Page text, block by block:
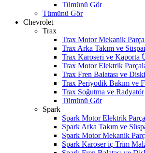
Tümünü Gör
Tümünü Gör
Chevrolet
Trax
Trax Motor Mekanik
Trax Arka Takım ve
Trax Karoseri ve Kaporta
Trax Motor Elektrik
Trax Fren Balatası ve Diski
Trax Periyodik Bakım ve
Trax Soğutma ve Radyatör
Tümünü Gör
Spark
Spark Motor Elektrik
Spark Arka Takım ve
Spark Motor Mekanik
Spark Karoser iç Trim